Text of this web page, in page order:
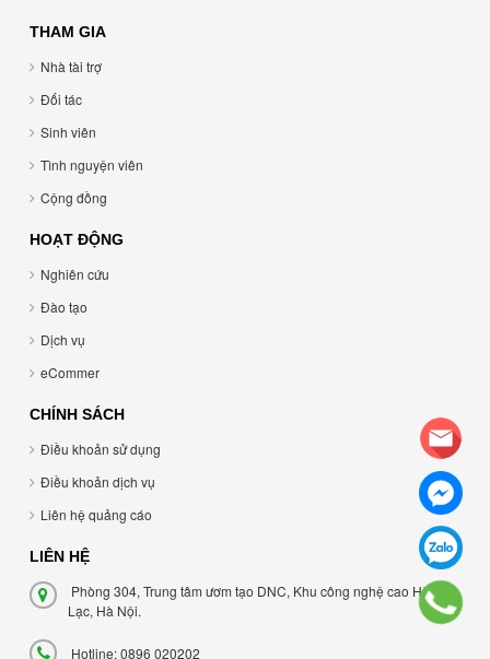
THAM GIA
Nhà tài trợ
Đối tác
Sinh viên
Tình nguyện viên
Cộng đồng
HOẠT ĐỘNG
Nghiên cứu
Đào tạo
Dịch vụ
eCommer
CHÍNH SÁCH
Điều khoản sử dụng
Điều khoản dịch vụ
Liên hệ quảng cáo
LIÊN HỆ
Phòng 304, Trung tâm ươm tạo DNC, Khu công nghệ cao Hòa
Lạc, Hà Nội.
Hotline: 0896 020202